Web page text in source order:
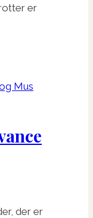
er
der er